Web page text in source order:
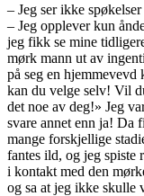
– Jeg ser ikke
– Jeg opplever kun
jeg fikk se mine
mørk mann ut av
på seg en hjemmevevd
kan du velge selv! Vil
det noe av deg!» Jeg
svare annet enn ja! Da
mange forskjellige
fantes ild, og jeg
i kontakt med den
og sa at jeg ikke skulle